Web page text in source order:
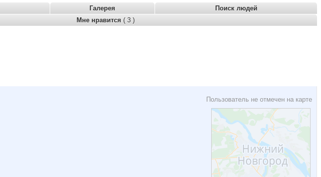
Галерея
Поиск людей
Мне нравится ( 3 )
Пользователь не отмечен на карте